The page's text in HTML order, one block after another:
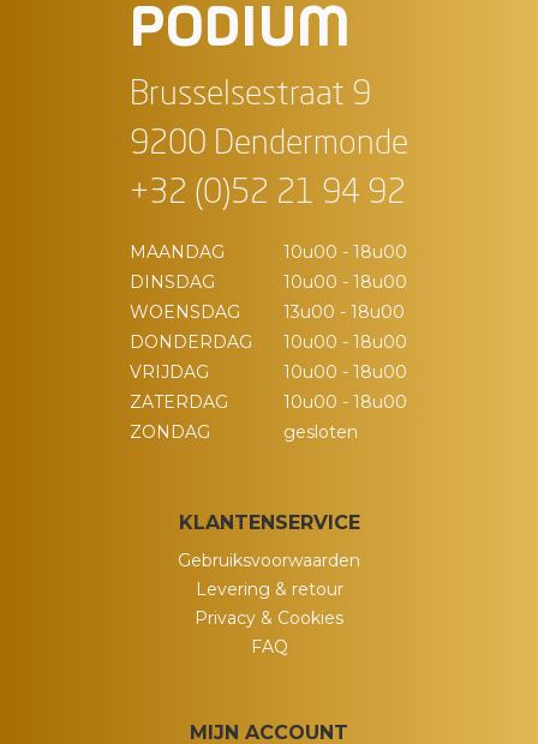
PODIUM
Brusselsestraat 9
9200 Dendermonde
+32 (0)52 21 94 92
MAANDAG
10u00 - 18u00
DINSDAG
10u00 - 18u00
WOENSDAG
13u00 - 18u00
DONDERDAG
10u00 - 18u00
VRIJDAG
10u00 - 18u00
ZATERDAG
10u00 - 18u00
ZONDAG
gesloten
KLANTENSERVICE
Gebruiksvoorwaarden
Levering & retour
Privacy & Cookies
FAQ
MIJN ACCOUNT